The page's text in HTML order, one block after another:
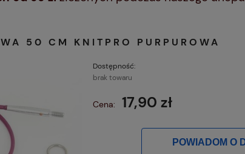
50 CM KNITPRO PURPUROWA
Dostępność:
brak towaru
Cena: 17,90 zł
POWIADOM O